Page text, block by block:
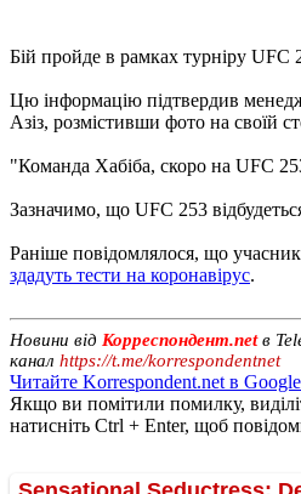
Бій пройде в рамках турніру UFC
Цю інформацію підтвердив
Азіз, розмістивши фото на своїй
"Команда Хабіба, скоро на UFC
Зазначимо, що UFC 253
Раніше повідомлялося, що
здадуть тести на коронавірус.
Новини від Корреспондент.netв
канал https://t.me/korrespondentnet
Читайте Korrespondent.net в
Якщо ви помітили помилку,
натисніть Ctrl + Enter, щоб